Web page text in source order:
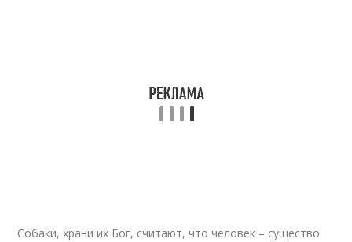
Собаки, храни их Бог, считают, что человек – существо